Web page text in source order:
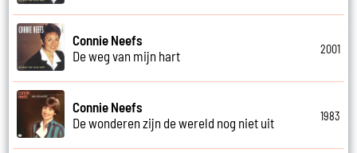
Connie Neefs
De weg van mijn hart
2001
Connie Neefs
De wonderen zijn de wereld nog niet uit
1983